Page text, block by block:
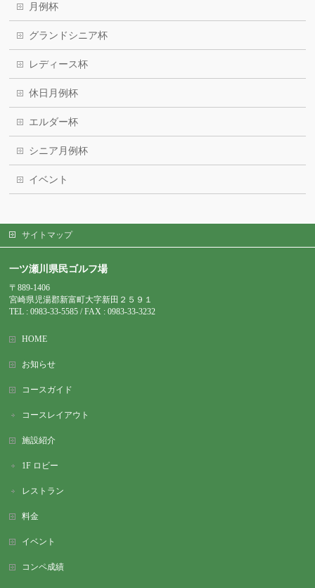
月例杯
グランドシニア杯
レディース杯
休日月例杯
エルダー杯
シニア月例杯
イベント
サイトマップ
一ツ瀬川県民ゴルフ場
〒889-1406
宮崎県児湯郡新富町大字新田２５９１
TEL : 0983-33-5585 / FAX : 0983-33-3232
HOME
お知らせ
コースガイド
コースレイアウト
施設紹介
1F ロビー
レストラン
料金
イベント
コンペ成績